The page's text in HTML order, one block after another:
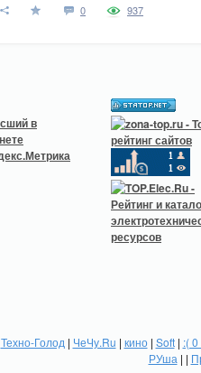
0 937
Техно-Голод | ЧеЧу.Ru | кино| Soft| :(
РУша | |